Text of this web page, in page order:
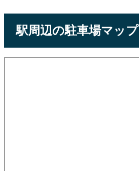
駅周辺の駐車場マップ